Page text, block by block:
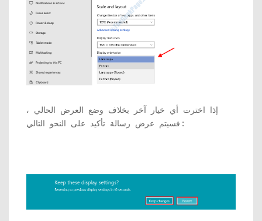
إذا اخترت أي خيار آخر بخلاف وضع العرض الحالي ،
فسيتم عرض رسالة تأكيد على النحو التالي: